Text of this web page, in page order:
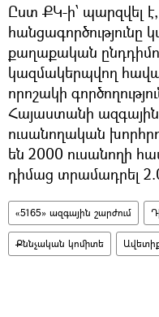
Ըստ ՔԿ-ի՝ պարզվել
քաղաքական
կազմակերպվող
որոշակի
Հայաստանի
ուսանողական
են 2000 ուսանողի
դիմաց տրամադրել
«5165» ազգային շարժում
Քննչական կոմիտե